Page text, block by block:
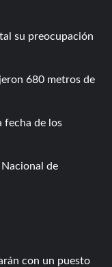
su preocupación
680 metros de
fecha de los
Nacional de
con un puesto